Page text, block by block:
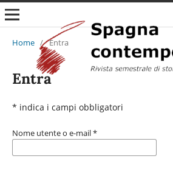
Home / Entra
Entra
* indica i campi obbligatori
Nome utente o e-mail*